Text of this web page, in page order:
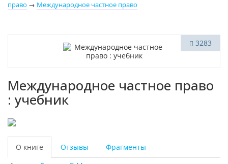
право → Международное частное право
3283
Международное частное право
: учебник
О книге Отзывы
Фрагменты